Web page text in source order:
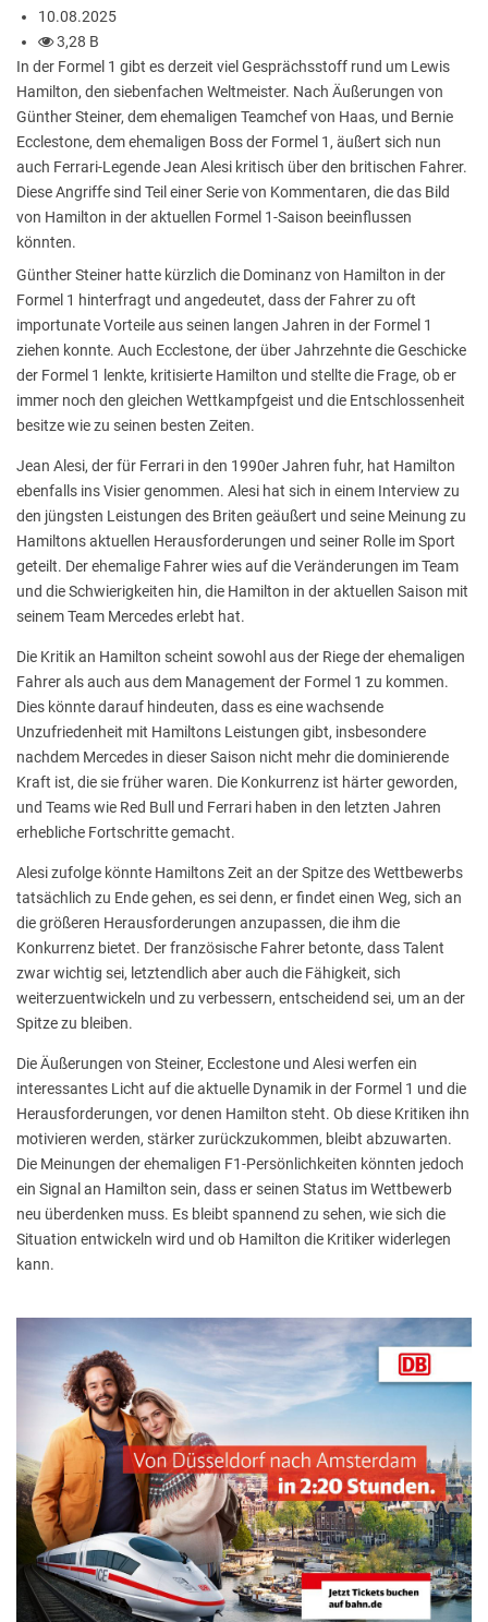
10.08.2025
3,28 B
In der Formel 1 gibt es derzeit viel Gesprächsstoff rund um Lewis
Hamilton, den siebenfachen Weltmeister. Nach Äußerungen von
Günther Steiner, dem ehemaligen Teamchef von Haas, und Bernie
Ecclestone, dem ehemaligen Boss der Formel 1, äußert sich nun
auch Ferrari-Legende Jean Alesi kritisch über den britischen Fahrer.
Diese Angriffe sind Teil einer Serie von Kommentaren, die das Bild
von Hamilton in der aktuellen Formel 1-Saison beeinflussen
könnten.
Günther Steiner hatte kürzlich die Dominanz von Hamilton in der
Formel 1 hinterfragt und angedeutet, dass der Fahrer zu oft
importunate Vorteile aus seinen langen Jahren in der Formel 1
ziehen konnte. Auch Ecclestone, der über Jahrzehnte die Geschicke
der Formel 1 lenkte, kritisierte Hamilton und stellte die Frage, ob er
immer noch den gleichen Wettkampfgeist und die Entschlossenheit
besitze wie zu seinen besten Zeiten.
Jean Alesi, der für Ferrari in den 1990er Jahren fuhr, hat Hamilton
ebenfalls ins Visier genommen. Alesi hat sich in einem Interview zu
den jüngsten Leistungen des Briten geäußert und seine Meinung zu
Hamiltons aktuellen Herausforderungen und seiner Rolle im Sport
geteilt. Der ehemalige Fahrer wies auf die Veränderungen im Team
und die Schwierigkeiten hin, die Hamilton in der aktuellen Saison mit
seinem Team Mercedes erlebt hat.
Die Kritik an Hamilton scheint sowohl aus der Riege der ehemaligen
Fahrer als auch aus dem Management der Formel 1 zu kommen.
Dies könnte darauf hindeuten, dass es eine wachsende
Unzufriedenheit mit Hamiltons Leistungen gibt, insbesondere
nachdem Mercedes in dieser Saison nicht mehr die dominierende
Kraft ist, die sie früher waren. Die Konkurrenz ist härter geworden,
und Teams wie Red Bull und Ferrari haben in den letzten Jahren
erhebliche Fortschritte gemacht.
Alesi zufolge könnte Hamiltons Zeit an der Spitze des Wettbewerbs
tatsächlich zu Ende gehen, es sei denn, er findet einen Weg, sich an
die größeren Herausforderungen anzupassen, die ihm die
Konkurrenz bietet. Der französische Fahrer betonte, dass Talent
zwar wichtig sei, letztendlich aber auch die Fähigkeit, sich
weiterzuentwickeln und zu verbessern, entscheidend sei, um an der
Spitze zu bleiben.
Die Äußerungen von Steiner, Ecclestone und Alesi werfen ein
interessantes Licht auf die aktuelle Dynamik in der Formel 1 und die
Herausforderungen, vor denen Hamilton steht. Ob diese Kritiken ihn
motivieren werden, stärker zurückzukommen, bleibt abzuwarten.
Die Meinungen der ehemaligen F1-Persönlichkeiten könnten jedoch
ein Signal an Hamilton sein, dass er seinen Status im Wettbewerb
neu überdenken muss. Es bleibt spannend zu sehen, wie sich die
Situation entwickeln wird und ob Hamilton die Kritiker widerlegen
kann.